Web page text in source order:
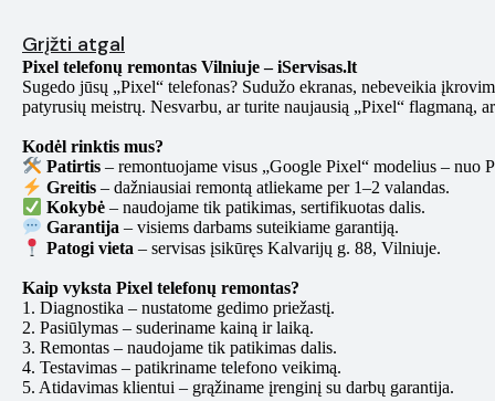
Grįžti atgal
Pixel telefonų remontas Vilniuje – iServisas.lt
Sugedo jūsų „Pixel“ telefonas? Sudužo ekranas, nebeveikia
patyrusių meistrų. Nesvarbu, ar turite naujausią „Pixel“ flagmaną,
Kodėl rinktis mus?
Patirtis – remontuojame visus „Google Pixel“ modelius –
Greitis – dažniausiai remontą atliekame per 1–2 valandas.
Kokybė – naudojame tik patikimas, sertifikuotas dalis.
Garantija – visiems darbams suteikiame garantiją.
Patogi vieta– servisas įsikūręs Kalvarijų g. 88, Vilniuje.
Kaip vyksta Pixel telefonų remontas?
1. Diagnostika – nustatome gedimo priežastį.
2. Pasiūlymas – suderiname kainą ir laiką.
3. Remontas – naudojame tik patikimas dalis.
4. Testavimas – patikriname telefono veikimą.
5. Atidavimas klientui – grąžiname įrenginį su darbų garantija.